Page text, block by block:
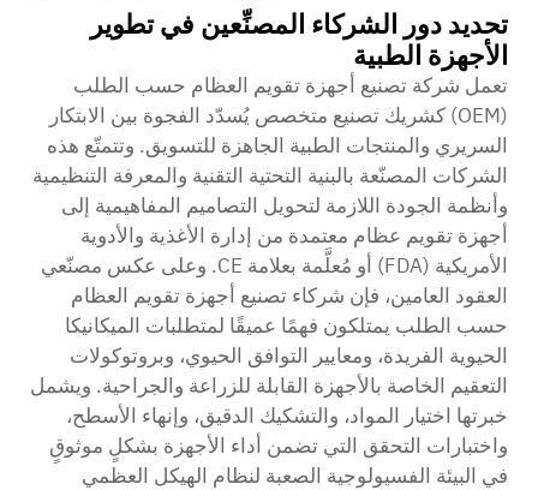
تحديد دور الشركاء المصنِّعين في تطوير
الأجهزة الطبية
تعمل شركة تصنيع أجهزة تقويم العظام حسب الطلب
(OEM) كشريك تصنيع متخصص يُسدّد الفجوة بين الابتكار
السريري والمنتجات الطبية الجاهزة للتسويق. وتتمتّع هذه
الشركات المصنّعة بالبنية التحتية التقنية والمعرفة التنظيمية
وأنظمة الجودة اللازمة لتحويل التصاميم المفاهيمية إلى
أجهزة تقويم عظام معتمدة من إدارة الأغذية والأدوية
الأمريكية (FDA) أو مُعلَّمة بعلامة CE. وعلى عكس مصنّعي
العقود العامين، فإن شركاء تصنيع أجهزة تقويم العظام
حسب الطلب يمتلكون فهمًا عميقًا لمتطلبات الميكانيكا
الحيوية الفريدة، ومعايير التوافق الحيوي، وبروتوكولات
التعقيم الخاصة بالأجهزة القابلة للزراعة والجراحية. ويشمل
خبرتها اختيار المواد، والتشكيك الدقيق، وإنهاء الأسطح،
واختبارات التحقق التي تضمن أداء الأجهزة بشكلٍ موثوقٍ
في البيئة الفسيولوجية الصعبة لنظام الهيكل العظمي